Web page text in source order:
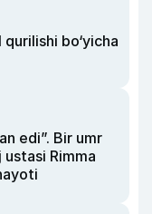
bo‘yicha
edi”. Bir umr
Rimma